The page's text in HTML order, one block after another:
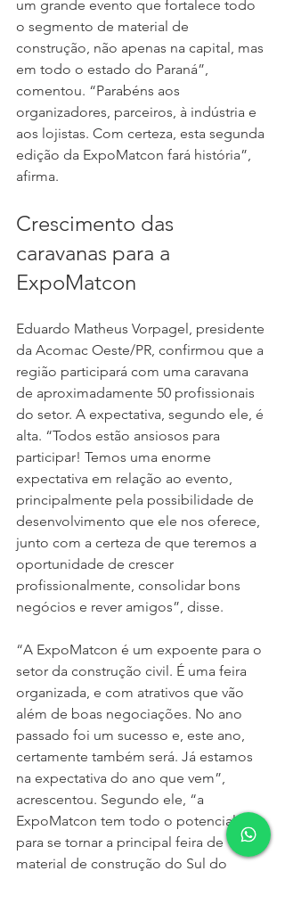
um grande evento que fortalece todo
o segmento de material de
construção, não apenas na capital, mas
em todo o estado do Paraná”,
comentou. “Parabéns aos
organizadores, parceiros, à indústria e
aos lojistas. Com certeza, esta segunda
edição da ExpoMatcon fará história”,
afirma.
Crescimento das
caravanas para a
ExpoMatcon
Eduardo Matheus Vorpagel, presidente
da Acomac Oeste/PR, confirmou que a
região participará com uma caravana
de aproximadamente 50 profissionais
do setor. A expectativa, segundo ele, é
alta. “Todos estão ansiosos para
participar! Temos uma enorme
expectativa em relação ao evento,
principalmente pela possibilidade de
desenvolvimento que ele nos oferece,
junto com a certeza de que teremos a
oportunidade de crescer
profissionalmente, consolidar bons
negócios e rever amigos”, disse.
“A ExpoMatcon é um expoente para o
setor da construção civil. É uma feira
organizada, e com atrativos que vão
além de boas negociações. No ano
passado foi um sucesso e, este ano,
certamente também será. Já estamos
na expectativa do ano que vem”,
acrescentou. Segundo ele, “a
ExpoMatcon tem todo o potencial
para se tornar a principal feira de
material de construção do Sul do